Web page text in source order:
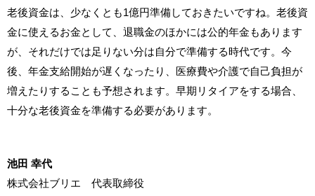
老後資金は、少なくとも1億円準備しておきたいですね。老後資
金に使えるお金として、退職金のほかには公的年金もあります
が、それだけでは足りない分は自分で準備する時代です。今
後、年金支給開始が遅くなったり、医療費や介護で自己負担が
増えたりすることも予想されます。早期リタイアをする場合、
十分な老後資金を準備する必要があります。
池田 幸代
株式会社ブリエ 代表取締役